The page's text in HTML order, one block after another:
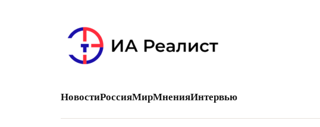
НовостиРоссияМирМненияИнтервью